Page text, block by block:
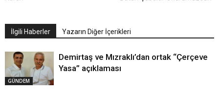
İlgili Haberler Yazarın Diğer İçerikleri
GÜNDEM
Demirtaş ve Mızraklı’dan ortak “Çerçeve
Yasa” açıklaması